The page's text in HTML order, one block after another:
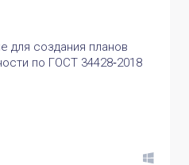
для создания планов
по ГОСТ 34428‑2018